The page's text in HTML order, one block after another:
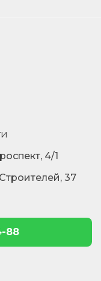
4/1
37
88